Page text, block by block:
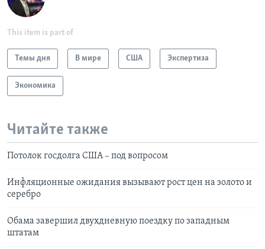
This item is part of
Темы дня В мире США Экспертиза
Экономика
Читайте также
Потолок госдолга США – под вопросом
Инфляционные ожидания вызывают рост цен на золото и
серебро
Обама завершил двухдневную поездку по западным
штатам